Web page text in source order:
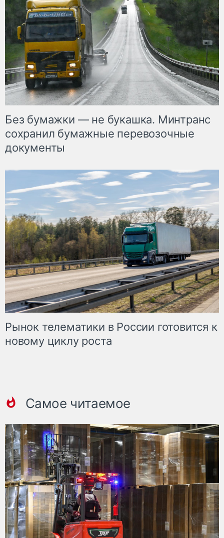
Без бумажки — не букашка. Минтранс
сохранил бумажные перевозочные
документы
Рынок телематики в России готовится к
новому циклу роста
Самое читаемое